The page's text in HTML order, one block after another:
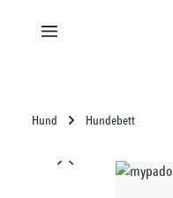
Hund Hundebett
Bildergalerie überspringen